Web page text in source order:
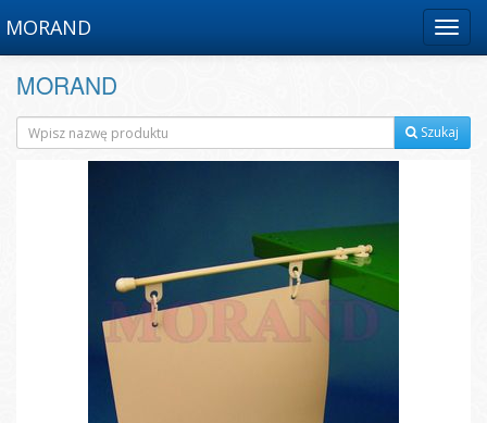
Menu
MORAND
MORAND
Szukaj